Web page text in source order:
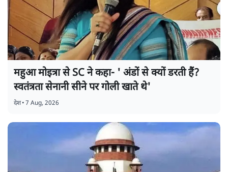
महुआ मोइत्रा से SC ने कहा- ' अंडों से क्यों डरती हैं?
स्वतंत्रता सेनानी सीने पर गोली खाते थे'
देश•7 Aug, 2026